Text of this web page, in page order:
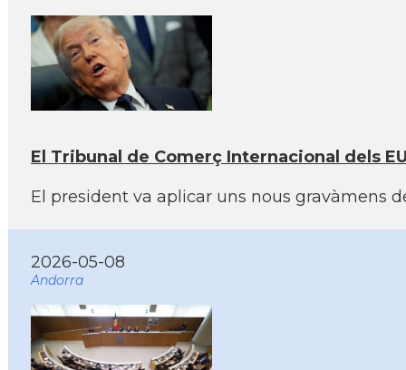
El Tribunal de Comerç Internacional dels
El president va aplicar uns nous gravàmens
2026-05-08
Andorra